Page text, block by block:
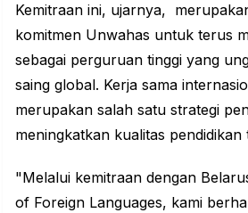
Kemitraan ini, ujarnya,
komitmen Unwahas untuk terus
sebagai perguruan tinggi yang
saing global. Kerja sama
merupakan salah satu strategi
meningkatkan kualitas pendidikan
"Melalui kemitraan dengan
of Foreign Languages, kami